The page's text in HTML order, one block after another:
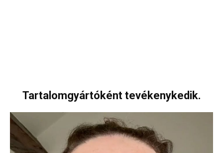
Tartalomgyártóként tevékenykedik.